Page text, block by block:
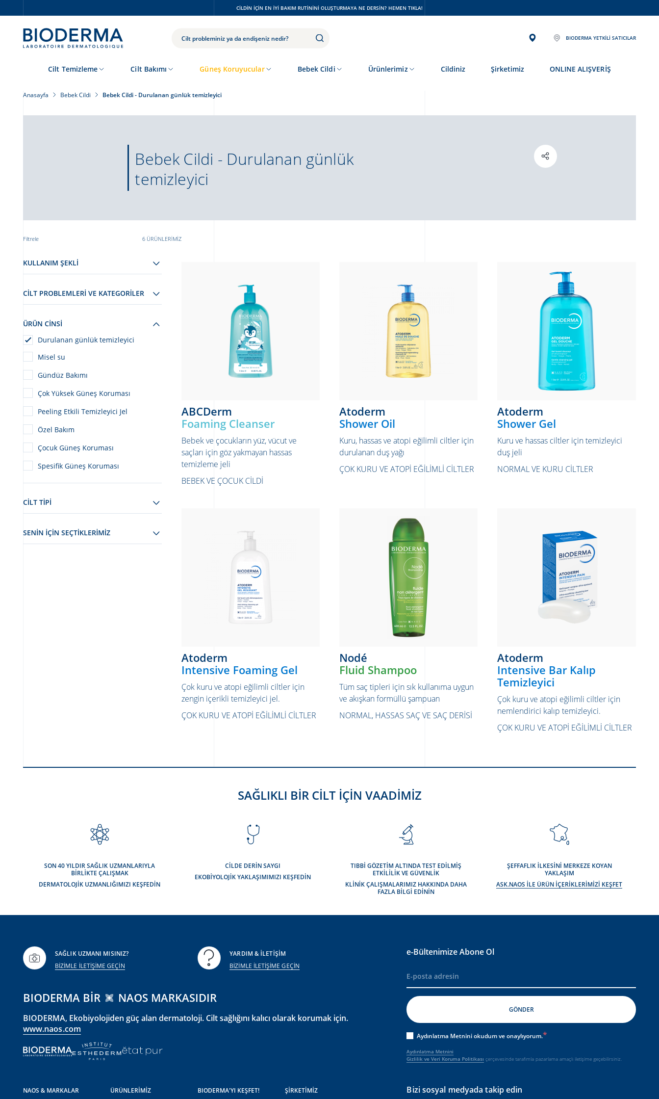
CILDIN IÇIN EN IYI BAKIM RUTININI OLUŞTURMAYA NE DERSIN? HEMEN TIKLA!
BIODERMA YETKILI SATICILAR
Cilt Temizleme Cilt Bakımı Güneş Koruyucular Bebek Cildi Ürünlerimiz Cildiniz Şirketimiz ONLINE ALIŞVERİŞ
Anasayfa Bebek Cildi Bebek Cildi - Durulanan günlük temizleyici
Bebek Cildi - Durulanan günlük
temizleyici
Filtrele 6 ÜRÜNLERIMIZ
KULLANIM ŞEKLI
CİLT PROBLEMLERİ VE KATEGORİLER
ÜRÜN CINSI
Durulanan günlük temizleyici
Misel su
Gündüz Bakımı
Çok Yüksek Güneş Koruması​
Peeling Etkili Temizleyici Jel
Özel Bakım
Çocuk Güneş Koruması
Spesifik Güneş Koruması
CILT TIPI
SENIN IÇIN SEÇTIKLERIMIZ
ABCDerm
Foaming Cleanser
Bebek ve çocukların yüz, vücut ve
saçları için göz yakmayan hassas
temizleme jeli
BEBEK VE ÇOCUK CILDI
Atoderm
Shower Oil
Kuru, hassas ve atopi eğilimli ciltler için
durulanan duş yağı
ÇOK KURU VE ATOPI EĞILIMLI CILTLER
Atoderm
Shower Gel
Kuru ve hassas ciltler için temizleyici
duş jeli
NORMAL VE KURU CILTLER
Atoderm
Intensive Foaming Gel
Çok kuru ve atopi eğilimli ciltler için
zengin içerikli temizleyici jel.
ÇOK KURU VE ATOPI EĞILIMLI CILTLER
Nodé
Fluid Shampoo
Tüm saç tipleri için sık kullanıma uygun
ve akışkan formüllü şampuan
NORMAL, HASSAS SAÇ VE SAÇ DERISI
Atoderm
Intensive Bar Kalıp
Temizleyici
Çok kuru ve atopi eğilimli ciltler için
nemlendirici kalıp temizleyici.
ÇOK KURU VE ATOPI EĞILIMLI CILTLER
SAĞLIKLI BİR CİLT İÇİN VAADİMİZ
SON 40 YILDIR SAĞLIK UZMANLARIYLA
BİRLİKTE ÇALIŞMAK
DERMATOLOJİK UZMANLIĞIMIZI KEŞFEDİN
CİLDE DERİN SAYGI
EKOBİYOLOJİK YAKLAŞIMIMIZI KEŞFEDİN
TIBBİ GÖZETİM ALTINDA TEST EDİLMİŞ
ETKİLİLİK VE GÜVENLİK
KLİNİK ÇALIŞMALARIMIZ HAKKINDA DAHA
FAZLA BİLGİ EDİNİN
ŞEFFAFLIK İLKESİNİ MERKEZE KOYAN
YAKLAŞIM
ASK.NAOS İLE ÜRÜN İÇERİKLERİMİZİ KEŞFET
SAĞLIK UZMANI MISINIZ?
BİZİMLE İLETİŞİME GEÇİN
YARDIM & İLETİŞİM
BİZİMLE İLETİŞİME GEÇİN
e-Bültenimize Abone Ol
Aydınlatma Metnini okudum ve onaylıyorum.
Aydınlatma Metnini
Gizlilik ve Veri Koruma Politikası çerçevesinde tarafımla pazarlama amaçlı iletişime geçebilirsiniz.
Bizi sosyal medyada takip edin
BIODERMA BIR NAOS MARKASIDIR
BIODERMA, Ekobiyolojiden güç alan dermatoloji. Cilt sağlığını kalıcı olarak korumak için.
www.naos.com
NAOS & MARKALAR ÜRÜNLERİMİZ BIODERMA'YI KEŞFET! ŞİRKETİMİZ